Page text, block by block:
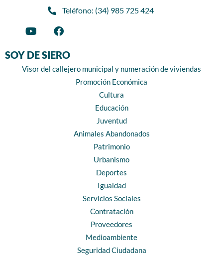
Teléfono: (34) 985 725 424
SOY DE SIERO
Visor del callejero municipal y numeración de viviendas
Promoción Económica
Cultura
Educación
Juventud
Animales Abandonados
Patrimonio
Urbanismo
Deportes
Igualdad
Servicios Sociales
Contratación
Proveedores
Medioambiente
Seguridad Ciudadana